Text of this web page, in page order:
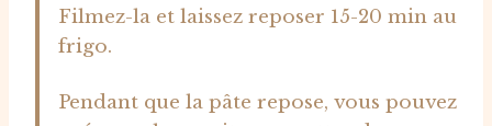
Filmez-la et laissez reposer 15-20 min au
frigo.
Pendant que la pâte repose, vous pouvez